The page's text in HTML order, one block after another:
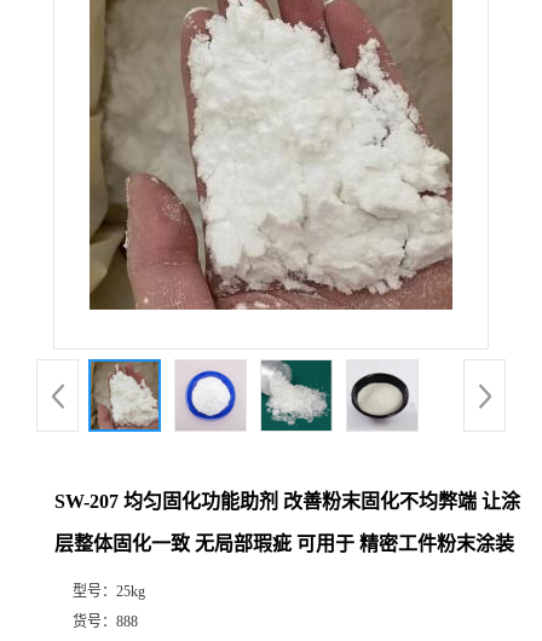
SW-207 均匀固化功能助剂 改善粉末固化不均弊端 让涂
层整体固化一致 无局部瑕疵 可用于 精密工件粉末涂装
型号： 25kg
货号： 888